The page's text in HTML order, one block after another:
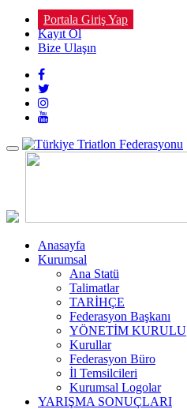
Portala Giriş Yap
Kayıt Ol
Bize Ulaşın
Toggle
navigation
Anasayfa
Kurumsal
Ana Statü
Talimatlar
TARİHÇE
Federasyon Başkanı
YÖNETİM KURULU
Kurullar
Federasyon Büro
İl Temsilcileri
Kurumsal Logolar
YARIŞMA SONUÇLARI